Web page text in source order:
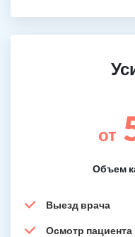
от
Объем
Выезд врача
Осмотр пациента